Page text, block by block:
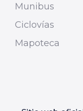
Munibus
Ciclovías
Mapoteca